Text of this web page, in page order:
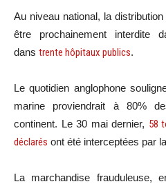
Au niveau national, la
être prochainement interdite
dans trente hôpitaux publics.
Le quotidien anglophone
marine proviendrait à 80%
continent. Le 30 mai dernier, 58
déclarés ont été interceptées par
La marchandise frauduleuse,